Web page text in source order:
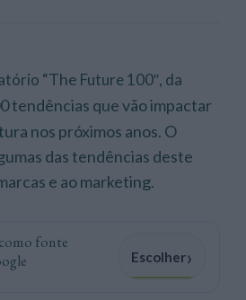
“The Future 100″, da
tendências que vão impactar
nos próximos anos. O
das tendências deste
e ao marketing.
fonte
Escolher›